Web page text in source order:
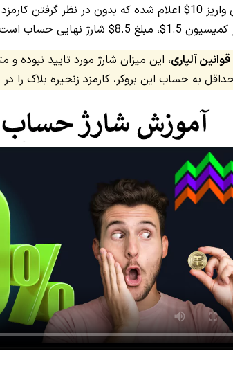
، حداقل واریز 10$ اعلام شده که بدون در نظر
قوانین آلپاری، این میزان شارژ مورد تایید نبوده
حداقل به حساب این بروکر، کارمزد زنجیره بلاک را